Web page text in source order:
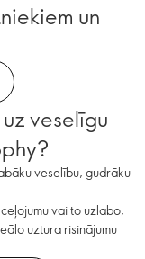
un
veselīgu
veselību, gudrāku
vai to uzlabo,
uztura risinājumu